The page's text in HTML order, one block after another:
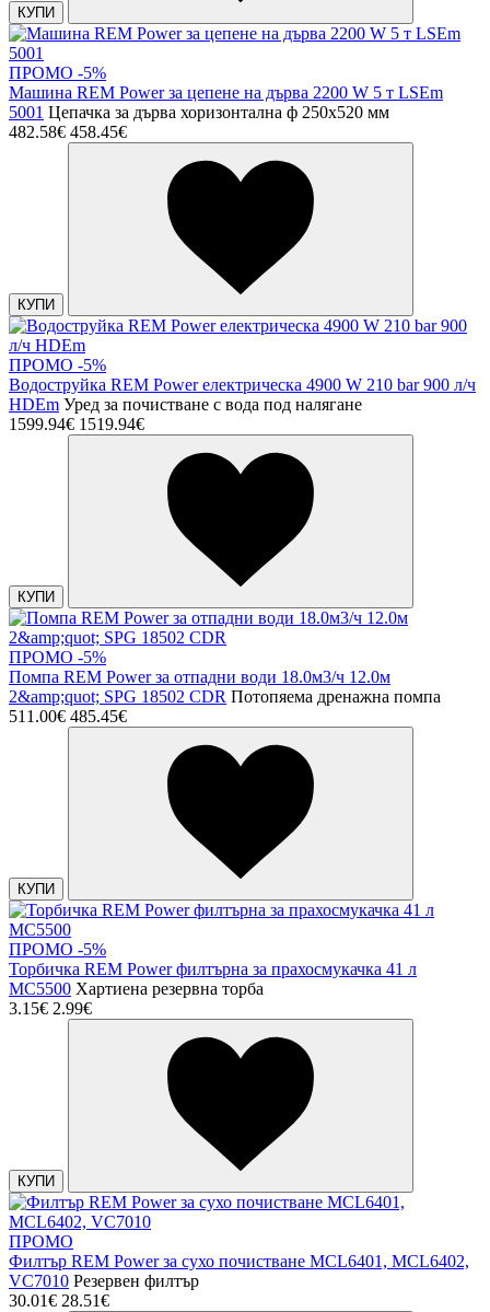
КУПИ
ПРОМО -5%
Машина REM Power за цепене на дърва 2200 W 5 т LSEm
5001 Цепачка за дърва хоризонтална ф 250х520 мм
482.58€ 458.45€
КУПИ
ПРОМО -5%
Водоструйка REM Power електрическа 4900 W 210 bar 900 л/ч
HDEm Уред за почистване с вода под налягане
1599.94€ 1519.94€
КУПИ
ПРОМО -5%
Помпа REM Power за отпадни води 18.0м3/ч 12.0м
2&amp;quot; SPG 18502 CDR Потопяема дренажна помпа
511.00€ 485.45€
КУПИ
ПРОМО -5%
Торбичка REM Power филтърна за прахосмукачка 41 л
MC5500 Хартиена резервна торба
3.15€ 2.99€
КУПИ
ПРОМО
Филтър REM Power за сухо почистване MCL6401, MCL6402,
VC7010 Резервен филтър
30.01€ 28.51€